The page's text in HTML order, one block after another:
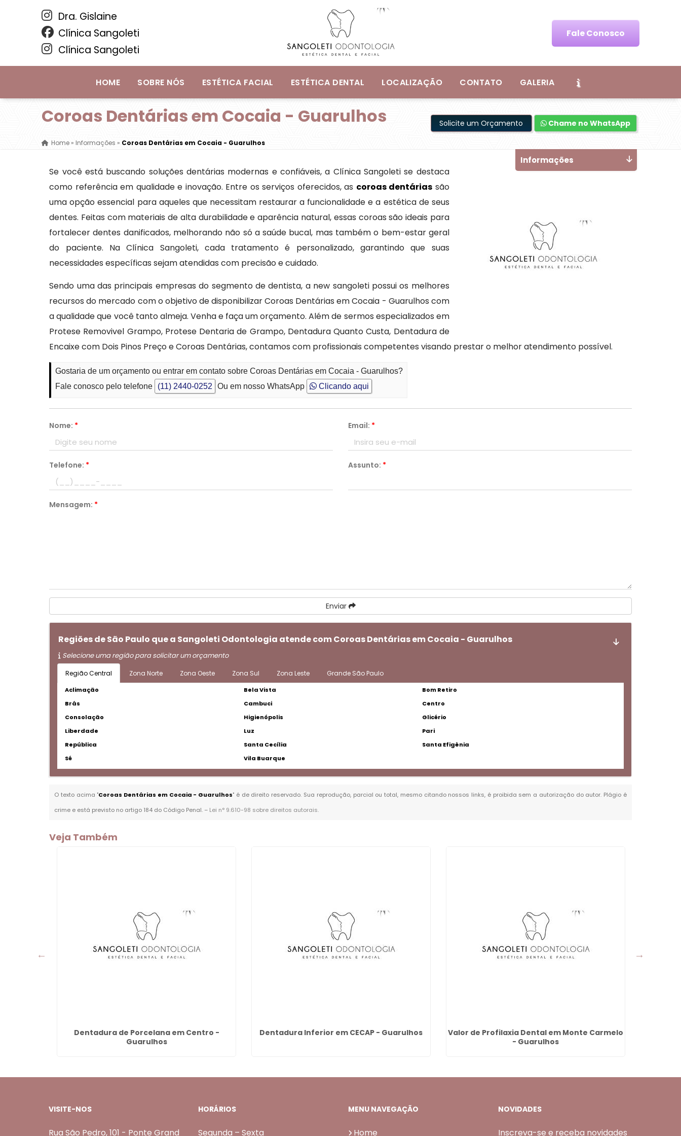
Dra. Gislaine
Clínica Sangoleti
Clínica Sangoleti
Fale Conosco
HOME SOBRE NÓS ESTÉTICA FACIAL ESTÉTICA DENTAL LOCALIZAÇÃO CONTATO GALERIA
Coroas Dentárias em Cocaia - Guarulhos
Home»Informações » Coroas Dentárias em Cocaia - Guarulhos
Solicite um Orçamento Chame no WhatsApp
Se você está buscando soluções dentárias modernas e confiáveis, a Clínica Sangoleti se destaca
como referência em qualidade e inovação. Entre os serviços oferecidos, as coroas dentárias são
uma opção essencial para aqueles que necessitam restaurar a funcionalidade e a estética de seus
dentes. Feitas com materiais de alta durabilidade e aparência natural, essas coroas são ideais para
fortalecer dentes danificados, melhorando não só a saúde bucal, mas também o bem-estar geral
do paciente. Na Clínica Sangoleti, cada tratamento é personalizado, garantindo que suas
necessidades específicas sejam atendidas com precisão e cuidado.
Sendo uma das principais empresas do segmento de dentista, a new sangoleti possui os melhores
recursos do mercado com o objetivo de disponibilizar Coroas Dentárias em Cocaia - Guarulhos com
a qualidade que você tanto almeja. Venha e faça um orçamento. Além de sermos especializados em
Protese Removivel Grampo, Protese Dentaria de Grampo, Dentadura Quanto Custa, Dentadura de
Encaixe com Dois Pinos Preço e Coroas Dentárias, contamos com profissionais competentes visando prestar o melhor atendimento possível.
Gostaria de um orçamento ou entrar em contato sobre Coroas Dentárias em Cocaia - Guarulhos?
Fale conosco pelo telefone
(11) 2440-0252 Ou em nosso WhatsApp Clicando aqui
Nome: * Email: *
Telefone: * Assunto: *
Mensagem: *
Enviar
Regiões de São Paulo que a Sangoleti Odontologia atende com Coroas Dentárias em Cocaia - Guarulhos
Selecione uma região para solicitar um orçamento
Região Central Zona Norte Zona Oeste Zona Sul Zona Leste Grande São Paulo
Aclimação Bela Vista
Bom Retiro
Brás
Cambuci
Centro
Consolação
Higienópolis
Glicério
Liberdade
Luz
Pari
República
Santa Cecília
Santa Efigênia
Sé
Vila Buarque
O texto acima "Coroas Dentárias em Cocaia - Guarulhos" é de direito reservado. Sua reprodução, parcial ou total, mesmo citando nossos links, é proibida sem a autorização do autor. Plágio é
crime e está previsto no artigo 184 do Código Penal. – Lei n° 9.610-98 sobre direitos autorais.
Informações
Veja Também
Dentadura de Porcelana em Centro -
Guarulhos
Dentadura Inferior em CECAP - Guarulhos
Valor de Profilaxia Dental em Monte Carmelo
- Guarulhos
VISITE-NOS
Rua São Pedro, 101 - Ponte Grand
HORÁRIOS
Segunda – Sexta
MENU NAVEGAÇÃO
Home
NOVIDADES
Inscreva-se e receba novidades